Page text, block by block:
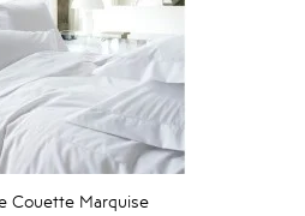
Couette Marquise